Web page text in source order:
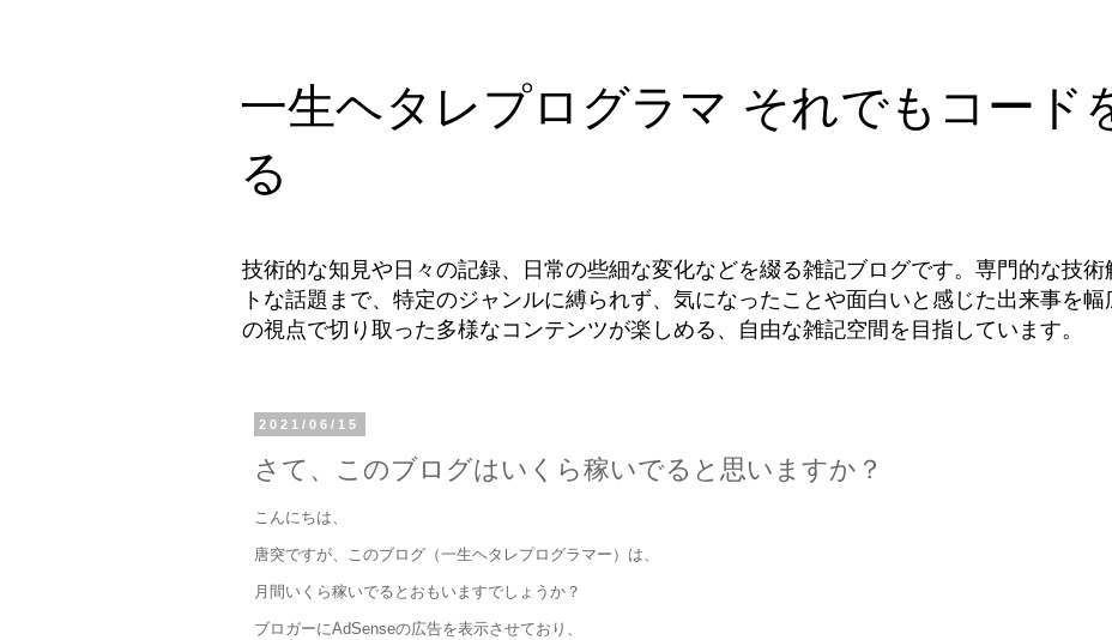
一生ヘタレプログラマ それでもコード
る
技術的な知見や日々の記録、日常の些細な変化などを綴る雑記ブログです。専門的な技
トな話題まで、特定のジャンルに縛られず、気になったことや面白いと感じた出来事を
の視点で切り取った多様なコンテンツが楽しめる、自由な雑記空間を目指しています。
2021/06/15
さて、このブログはいくら稼いでると思いますか？
こんにちは、
唐突ですが、このブログ（一生ヘタレプログラマー）は、
月間いくら稼いでるとおもいますでしょうか？
ブロガーにAdSenseの広告を表示させており、